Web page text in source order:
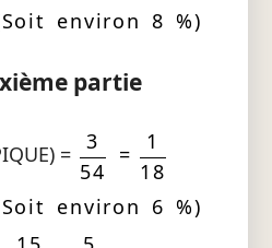
environ 8 %)
partie
=
3
54
=
1
18
environ 6 %)